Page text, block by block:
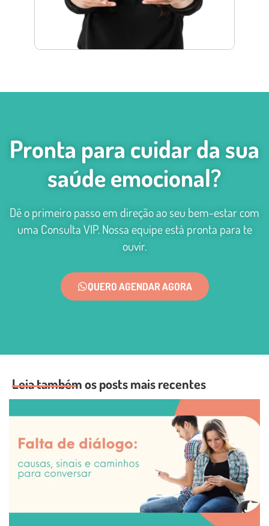
Pronta para cuidar da sua
saúde emocional?
Dê o primeiro passo em direção ao seu bem-estar com
uma Consulta VIP. Nossa equipe está pronta para te
ouvir.
QUERO AGENDAR AGORA
Leia também os posts mais recentes